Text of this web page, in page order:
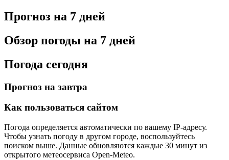
Прогноз на 7 дней
Обзор погоды на 7 дней
Погода сегодня
Прогноз на завтра
Как пользоваться сайтом
Погода определяется автоматически по вашему IP-адресу.
Чтобы узнать погоду в другом городе, воспользуйтесь
поиском выше. Данные обновляются каждые 30 минут из
открытого метеосервиса Open-Meteo.